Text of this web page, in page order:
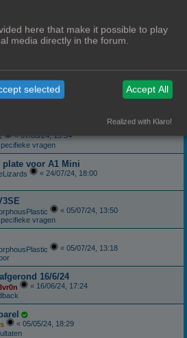
bed adhesie)
RGB Toetsenbord
« 12/08/24, 21:04
en Aanbod
«07/08/24, 15:54
vragen
voor A1 Mini
« 24/07/24, 18:00
« 05/07/24, 13:50
vragen
« 05/07/24, 13:18
16/6/24
« 16/06/24, 17:24
« 05/05/24, 18:29
here that make it possible to play
media directly in the forum.
selected Accept All
Realized with Klaro!